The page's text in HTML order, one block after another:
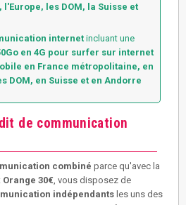
les DOM, la Suisse et
internet incluant une
en 4G pour surfer sur internet
en France métropolitaine, en
DOM, en Suisse et en Andorre
de communication
combiné parce qu'avec la
30€ , vous disposez de
indépendants les uns des